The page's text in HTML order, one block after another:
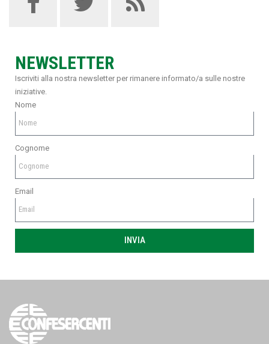
NEWSLETTER
Iscriviti alla nostra newsletter per rimanere informato/a sulle nostre
iniziative.
Nome
Cognome
Email
INVIA